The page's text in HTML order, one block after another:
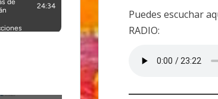
Puedes escuchar
RADIO: